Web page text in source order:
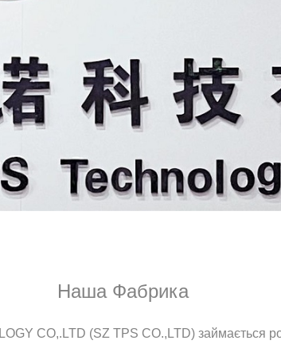
Наша Фабрика
CO,.LTD (SZ TPS CO.,LTD) займається